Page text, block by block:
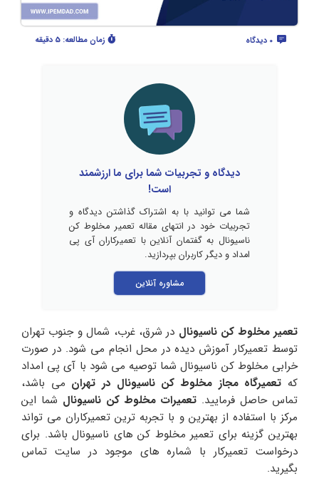
زمان مطالعه: 5 دقیقه
دیدگاه و تجربیات شما برای ما ارزشمند
است!
شما می توانید با به اشتراک گذاشتن دیدگاه و
تجربیات خود در انتهای مقاله تعمیر مخلوط کن
ناسیونال به گفتمان آنلاین با تعمیرکاران آی پی
امداد و دیگر کاربران بپردازید.
مشاوره آنلاین
تعمیر مخلوط کن ناسیونال در شرق، غرب، شمال و جنوب تهران
توسط تعمیرکار آموزش دیده در محل انجام می شود. در صورت
خرابی مخلوط کن ناسیونال شما توصیه می شود با آی پی امداد
که تعمیرگاه مجاز مخلوط کن ناسیونال در تهران می باشد،
تماس حاصل فرمایید. تعمیرات مخلوط کن ناسیونال شما این
مرکز با استفاده از بهترین و با تجربه ترین تعمیرکاران می تواند
بهترین گزینه برای تعمیر مخلوط کن های ناسیونال باشد. برای
درخواست تعمیرکار با شماره های موجود در سایت تماس
بگیرید.